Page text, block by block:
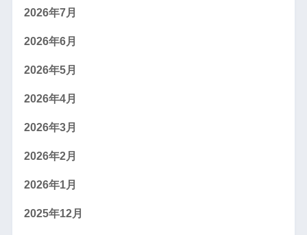
2026年7月
2026年6月
2026年5月
2026年4月
2026年3月
2026年2月
2026年1月
2025年12月